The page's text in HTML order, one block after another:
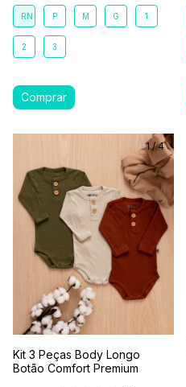
RN P M G 1
2 3
1/4
Kit 3 Peças Body Longo
Botão Comfort Premium